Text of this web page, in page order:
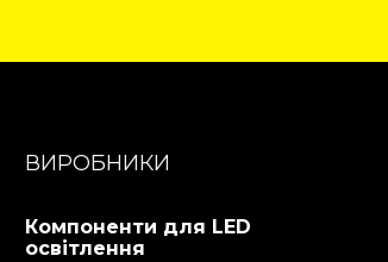
ВИРОБНИКИ
Компоненти для LED
освітлення